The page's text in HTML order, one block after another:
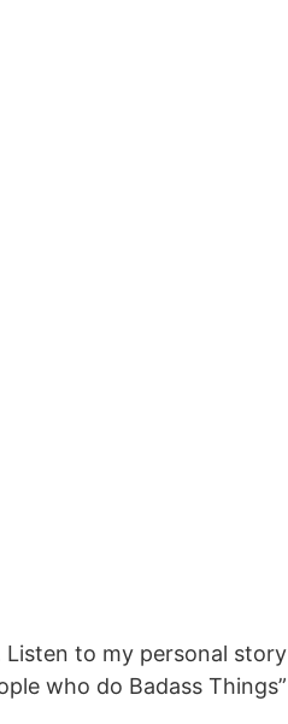
Listen to my personal story
who do Badass Things”